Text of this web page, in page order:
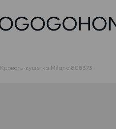
Кровать-кушетка Milano 808373